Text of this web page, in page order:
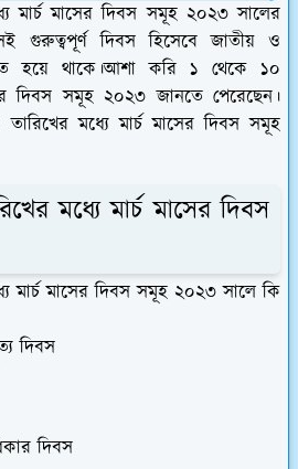
মার্চ মাসের দিবস সমূহ ২০২৩ সালের
গুরুত্বপূর্ণ দিবস হিসেবে জাতীয় ও
হয়ে থাকে।আশা করি ১ থেকে ১০
দিবস সমূহ ২০২৩ জানতে পেরেছেন।
মধ্যে মার্চ মাসের দিবস সমূহ
মধ্যে মার্চ মাসের দিবস
মার্চ মাসের দিবস সমূহ ২০২৩ সালে কি
দিবস
দিবস